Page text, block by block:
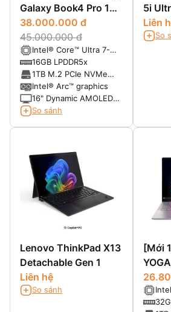
Galaxy Book4 Pro 16
x360 (2024)
38.000.000 đ
45.000.000 đ
Intel® Core™ Ultra 7-
155H (16 Cores, 22
Threads, 24 MB, up to
4.8 GHz, 115W Max)
16GB LPDDR5x
1TB M.2 PCIe NVMe
SSD
Intel® Arc™ graphics
16" Dynamic AMOLED
3K (2880 x 1800),
So sánh
5i
Liên
So
Lenovo ThinkPad X13
Detachable Gen 1
Liên hệ
So sánh
[Mới
Aura
Ultra
32GB